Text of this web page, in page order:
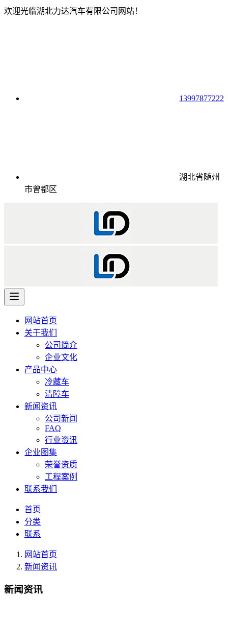
欢迎光临湖北力达汽车有限公司网站！
13997877222
湖北省随州
市曾都区
网站首页
关于我们
公司简介
企业文化
产品中心
冷藏车
清障车
新闻资讯
公司新闻
FAQ
行业资讯
企业图集
荣誉资质
工程案例
联系我们
首页
分类
联系
网站首页
新闻资讯
新闻资讯